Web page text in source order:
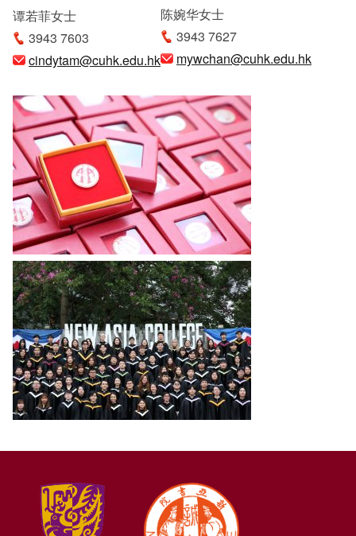
谭若菲女士
3943 7603
cindytam@cuhk.edu.hk
陈婉华女士
3943 7627
mywchan@cuhk.edu.hk